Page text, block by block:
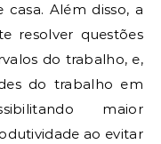
casa. Além disso, a
resolver questões
do trabalho, e,
do trabalho em
maior
ao evitar